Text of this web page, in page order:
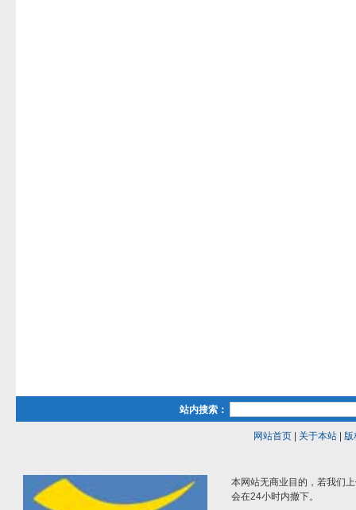
站内搜索：
网站首页| 关于本站| 版
本网站无商业目的，若我们
会在24小时内撤下。